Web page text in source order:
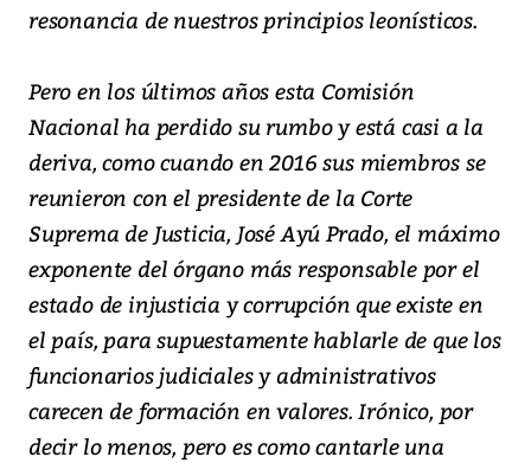
resonancia de nuestros principios leonísticos.
Pero en los últimos años esta Comisión
Nacional ha perdido su rumbo y está casi a la
deriva, como cuando en 2016 sus miembros se
reunieron con el presidente de la Corte
Suprema de Justicia, José Ayú Prado, el máximo
exponente del órgano más responsable por el
estado de injusticia y corrupción que existe en
el país, para supuestamente hablarle de que los
funcionarios judiciales y administrativos
carecen de formación en valores. Irónico, por
decir lo menos, pero es como cantarle una